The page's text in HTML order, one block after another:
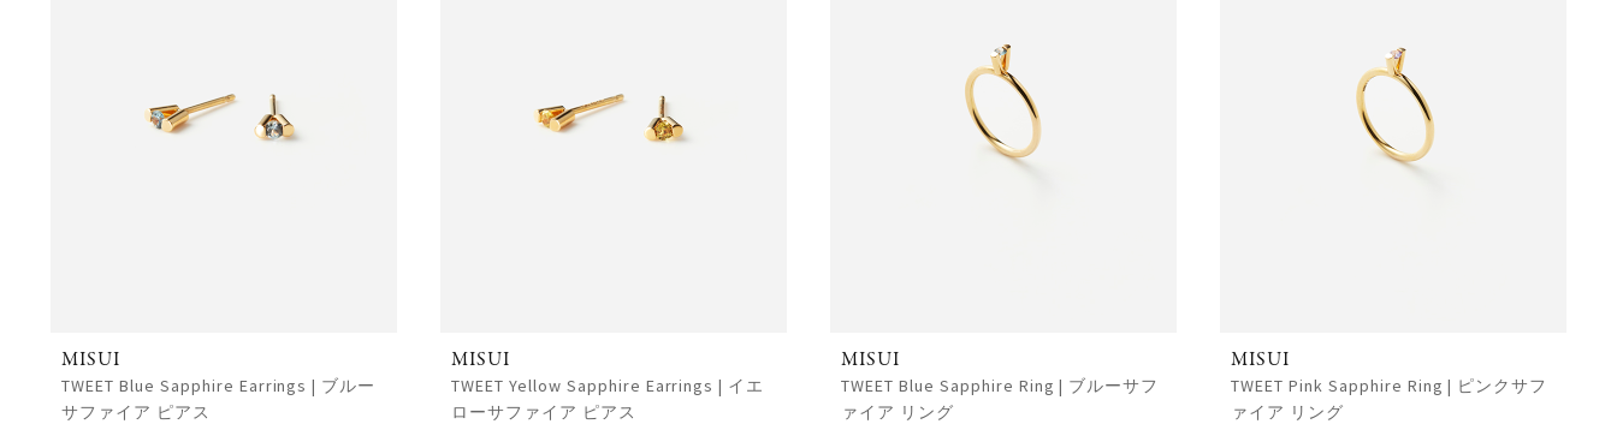
MISUI
TWEET Blue Sapphire Earrings | ブルー
サファイア ピアス
MISUI
TWEET Yellow Sapphire Earrings | イエ
ローサファイア ピアス
MISUI
TWEET Blue Sapphire Ring | ブルーサフ
ァイア リング
MISUI
TWEET Pink Sapphire Ring | ピンクサフ
ァイア リング